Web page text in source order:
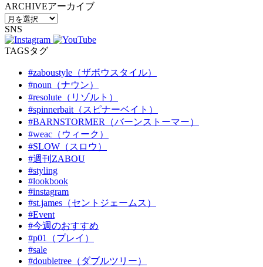
ARCHIVEアーカイブ
SNS
TAGSタグ
#zaboustyle（ザボウスタイル）
#noun（ナウン）
#resolute（リゾルト）
#spinnerbait（スピナーベイト）
#BARNSTORMER（バーンストーマー）
#weac（ウィーク）
#SLOW（スロウ）
#週刊ZABOU
#styling
#lookbook
#instagram
#st.james（セントジェームス）
#Event
#今週のおすすめ
#p01（プレイ）
#sale
#doubletree（ダブルツリー）